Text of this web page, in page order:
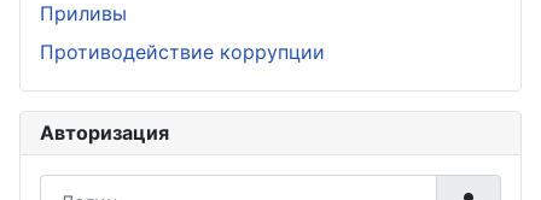
Приливы
Противодействие коррупции
Авторизация